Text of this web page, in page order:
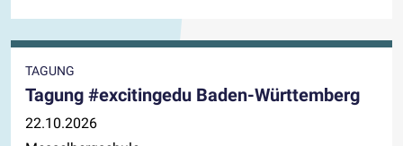
TAGUNG
Tagung #excitingedu Baden-Württemberg
22.10.2026